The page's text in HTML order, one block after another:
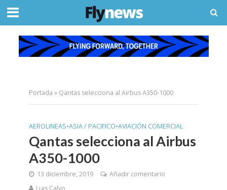
Portada » Qantas selecciona al Airbus A350-1000
AEROLINEAS•ASIA / PACIFICO•AVIACIÓN COMERCIAL
Qantas selecciona al Airbus
A350-1000
13 diciembre, 2019
Añadir comentario
Luis Calvo